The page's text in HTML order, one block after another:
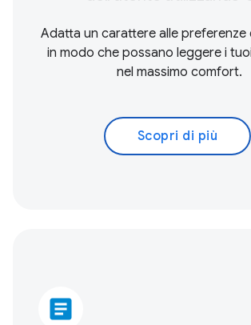
Adatta un carattere alle preferenze
in modo che possano leggere i
nel massimo comfort.
Scopri di più
article